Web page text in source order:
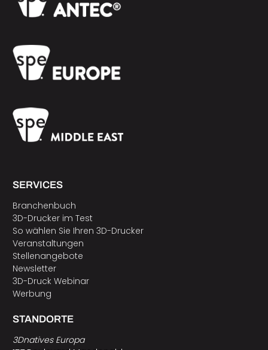
SERVICES
Branchenbuch
3D-Drucker im Test
So wählen Sie Ihren 3D-Drucker
Veranstaltungen
Stellenangebote
Newsletter
3D-Druck Webinar
Werbung
STANDORTE
3Dnatives Europa